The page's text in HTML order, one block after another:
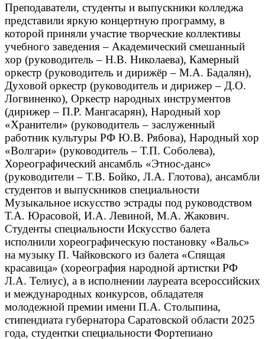
Преподаватели, студенты и выпускники колледжа
представили яркую концертную программу, в
которой приняли участие творческие коллективы
учебного заведения – Академический смешанный
хор (руководитель – Н.В. Николаева), Камерный
оркестр (руководитель и дирижёр – М.А. Бадалян),
Духовой оркестр (руководитель и дирижер – Д.О.
Логвиненко), Оркестр народных инструментов
(дирижер – П.Р. Мангасарян), Народный хор
«Хранители» (руководитель – заслуженный
работник культуры РФ Ю.В. Рябова), Народный хор
«Волгари» (руководитель – Т.П. Соболева),
Хореографический ансамбль «Этнос-данс»
(руководители – Т.В. Бойко, Л.А. Глотова), ансамбли
студентов и выпускников специальности
Музыкальное искусство эстрады под руководством
Т.А. Юрасовой, И.А. Левиной, М.А. Жакович.
Студенты специальности Искусство балета
исполнили хореографическую постановку «Вальс»
на музыку П. Чайковского из балета «Спящая
красавица» (хореография народной артистки РФ
Л.А. Телиус), а в исполнении лауреата всероссийских
и международных конкурсов, обладателя
молодежной премии имени П.А. Столыпина,
стипендиата губернатора Саратовской области 2025
года, студентки специальности Фортепиано